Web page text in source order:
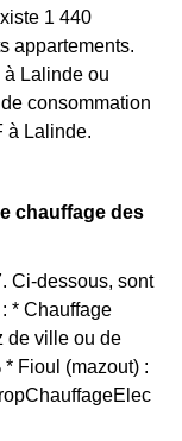
1 440
appartements.
à Lalinde ou
consommation
à Lalinde.
chauffage des
Ci-dessous, sont
* Chauffage
de ville ou de
Fioul (mazout) :